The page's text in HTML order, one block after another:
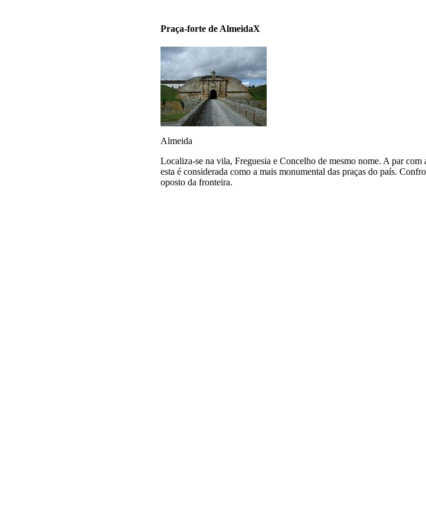
Praça-forte de AlmeidaX
Almeida
Localiza-se na vila, Freguesia e Concelho de mesmo nome. A par
esta é considerada como a mais monumental das praças do país.
oposto da fronteira.